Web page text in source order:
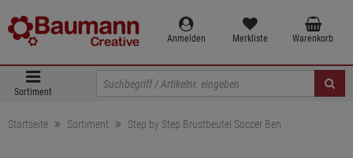
Anmelden Merkliste Warenkorb
Sortiment
Startseite Sortiment Step by Step Brustbeutel Soccer Ben